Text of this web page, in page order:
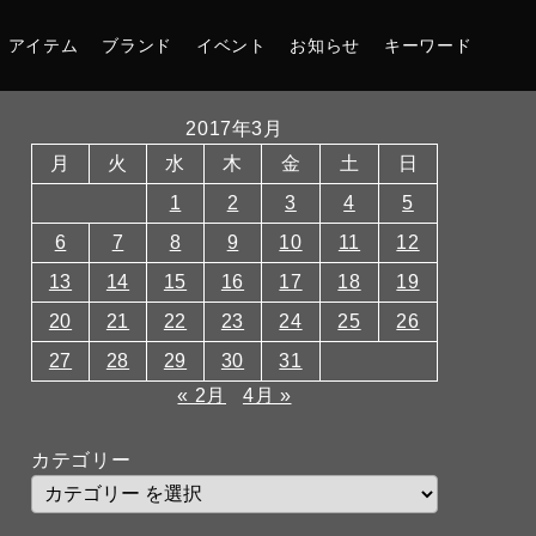
アイテム ブランド イベント お知らせ キーワード
2017年3月
月
火 水 木 金 土
日
1
2 3 4
5
6
7 8 9 10 11
12
13
14 15 16 17 18
19
20
21 22 23 24 25
26
27
28 29 30
31
« 2月
4月 »
カテゴリー